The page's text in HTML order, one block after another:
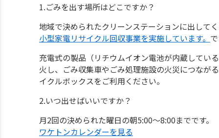
1.ごみを出す場所はどこですか？
地域で決められたクリーンステーションに出して
小型家電リサイクル回収事業を実施しています。
充電式の製品（リチウムイオン電池が内蔵してい
火し、ごみ収集車やごみ処理施設の火災につなが
イクルボックスをご利用ください。
2.いつ出せばいいですか？
月2回の決められた曜日の朝5:00～8:00までです。
ワケトンカレンダーを見る